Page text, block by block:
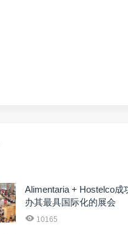
Alimentaria + Hostelco成
办其最具国际化的展会
10165